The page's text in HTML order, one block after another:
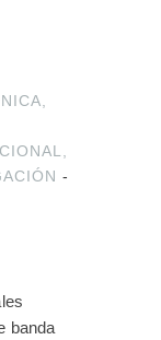
-
banda